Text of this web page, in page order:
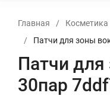
Главная / Косметика
/
Патчи для зоны
Патчи
30пар